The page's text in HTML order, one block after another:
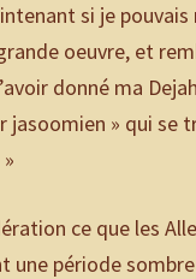
si je
oeuvre, et
donné ma
jasoomien » qui
ce que les
une période